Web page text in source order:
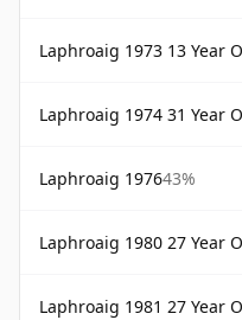
Laphroaig 1973 13 Year Old
Laphroaig 1974 31 Year
Laphroaig 197643%
Laphroaig 1980 27 Year
Laphroaig 1981 27 Year